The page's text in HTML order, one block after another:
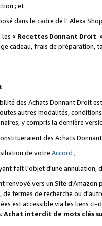
; et
dans le cadre de l' Alexa
« Recettes Donnant Droit
cadeau, frais de préparation,
des Achats Donnant Droit
autres modalités,
y compris la dernière
des Achats
de votre Accord ;
fait l'objet d'une annulation,
renvoyé vers un Site
de termes de recherche ou
est accessible via les liens
Achat interdit de mots clés